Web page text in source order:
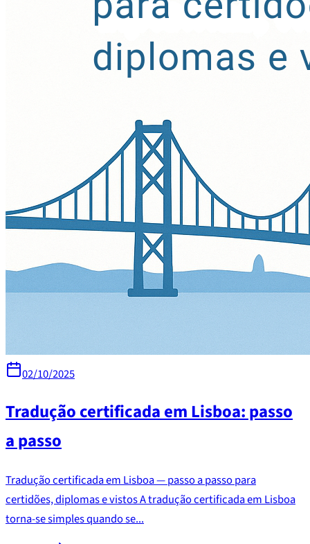
02/10/2025
Tradução certificada em Lisboa: passo
a passo
Tradução certificada em Lisboa — passo a passo para
certidões, diplomas e vistos A tradução certificada em Lisboa
torna-se simples quando se...